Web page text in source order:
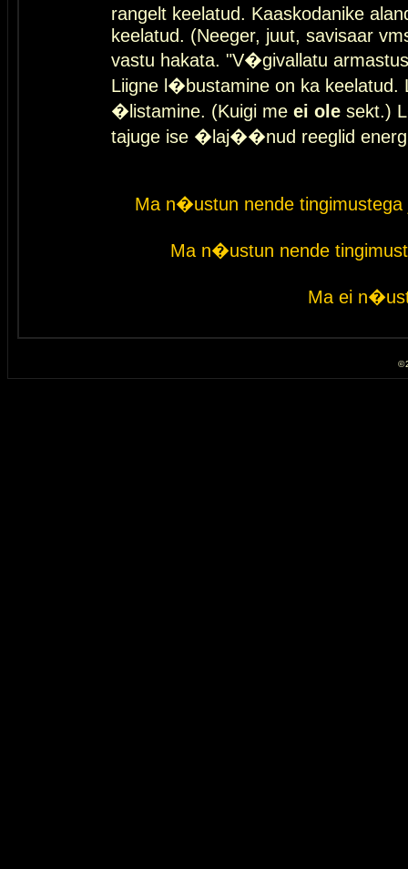
rangelt keelatud. Kaaskodanike
keelatud. (Neeger, juut, savisaar
vastu hakata. "V�givallatu
Liigne l�bustamine on ka keelatud.
�listamine. (Kuigi me ei ole sekt.)
tajuge ise �laj��nud reeglid
Ma n�ustun nende
Ma n�ustun nende
Ma ei
©